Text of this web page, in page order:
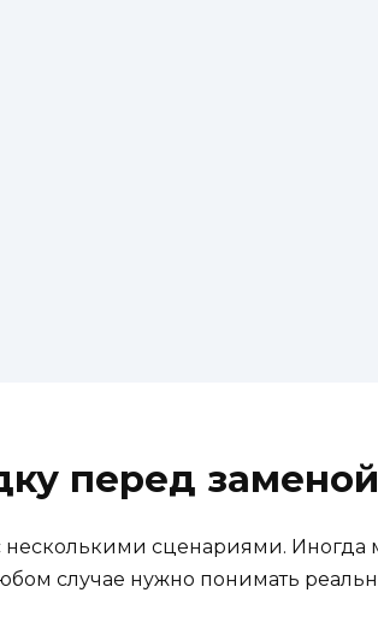
перед заменой
несколькими сценариями. Иногда
случае нужно понимать